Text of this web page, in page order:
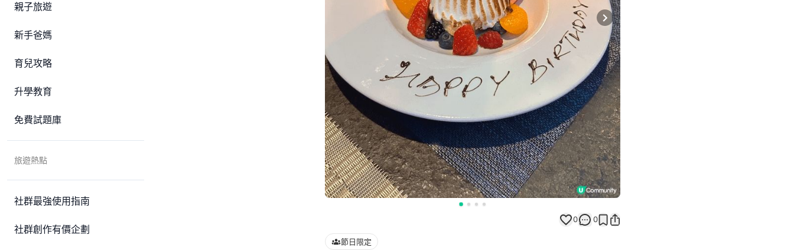
親子旅遊
新手爸媽
育兒攻略
升學教育
免費試題庫
旅遊熱點
社群最強使用指南
社群創作有價企劃
Next slide
0 0
節日限定